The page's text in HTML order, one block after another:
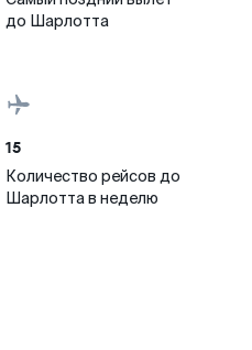
до Шарлотта
15
Количество рейсов до
Шарлотта в неделю